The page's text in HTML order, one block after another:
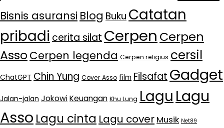
Bisnis asuransi Blog Buku Catatan
pribadi cerita silat Cerpen Cerpen
AssoCerpen legenda Cerpen religius cersil
ChatGPT Chin Yung Cover Asso film Filsafat Gadget
Jalan-jalan JokowiKeuangan Khu Lung Lagu Lagu
Asso Lagu cinta Lagu cover Musik Net89